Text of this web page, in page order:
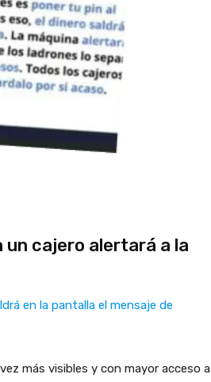
un cajero alertará a la
en la pantalla el mensaje de
más visibles y con mayor acceso a